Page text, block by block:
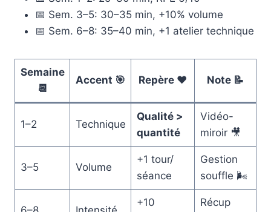
📅 Sem. 3–5: 30–35 min, +10% volume
📅 Sem. 6–8: 35–40 min, +1 atelier technique
Semaine
📆
Accent 🎯 Repère ❤️ Note 📝
1–2 Technique
Qualité >
quantité
Vidéo-
miroir 🎥
3–5 Volume
+1 tour/
séance
Gestion
souffle 🌬️
+10
Récup